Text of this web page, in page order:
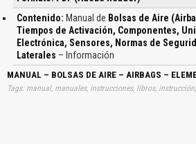
la Batería, Zona de Expansión, Columna de
Delanteros, Paneles de las Puertas, Testigo de
Asientos Delanteros, Gestión con Unidad de
Colisión Lateral, Modulo Airbag, Testigo
Gestión sin Unidad de Control, Carga de Ignición,
Caja Electrónica, El Airbag de Cabeza, Airbag
de Seguridad Pasiva…
Contenido: Manual de Bolsas de Aire
Tiempos de Activación, Componentes,
Electrónica, Sensores, Normas de
Laterales – Información
MANUAL – BOLSAS DE AIRE – AIRBAGS –